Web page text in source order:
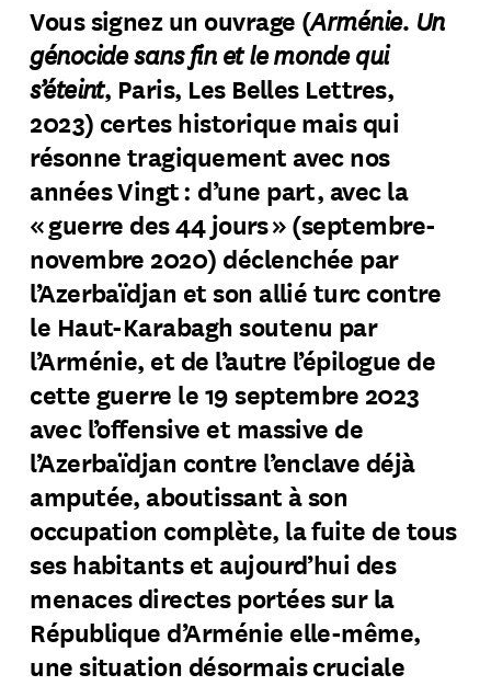
Vous signez un ouvrage (Arménie. Un
génocide sans fin et le monde qui
s’éteint, Paris, Les Belles Lettres,
2023) certes historique mais qui
résonne tragiquement avec nos
années Vingt : d’une part, avec la
« guerre des 44 jours » (septembre-
novembre 2020) déclenchée par
l’Azerbaïdjan et son allié turc contre
le Haut-Karabagh soutenu par
l’Arménie, et de l’autre l’épilogue de
cette guerre le 19 septembre 2023
avec l’offensive et massive de
l’Azerbaïdjan contre l’enclave déjà
amputée, aboutissant à son
occupation complète, la fuite de tous
ses habitants et aujourd’hui des
menaces directes portées sur la
République d’Arménie elle-même,
une situation désormais cruciale